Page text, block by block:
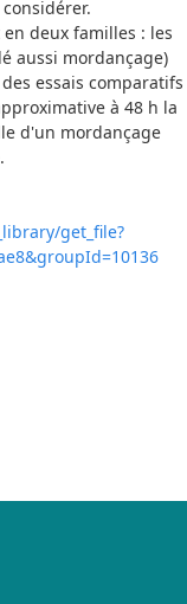
deux familles : les
aussi mordançage)
essais comparatifs
à 48 h la
d'un mordançage
get_file?